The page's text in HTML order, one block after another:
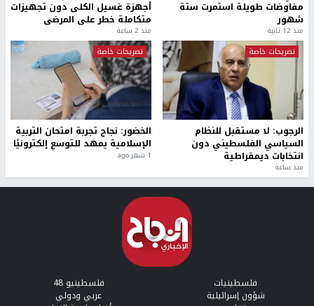
مفاوضات طويلة استمرت ستة
شهور
منذ 12 ثانية
أجهزة غسيل الكلى دون تجهيزات
متكاملة خطر على المرضى
منذ 2 ساعة
تصريحات خاصة
الرجوب: لا مستقبل للنظام
السياسي الفلسطيني دون
انتخابات ديمقراطية
منذ ساعة
تصريحات خاصة
الخضور: نجاح تجربة امتحان التربية
الإسلامية يمهد للتوسع إلكترونيًا
1 شهر ago
فلسطينيات فلسطينيو 48
شؤون إسرائيلية عربي ودولي